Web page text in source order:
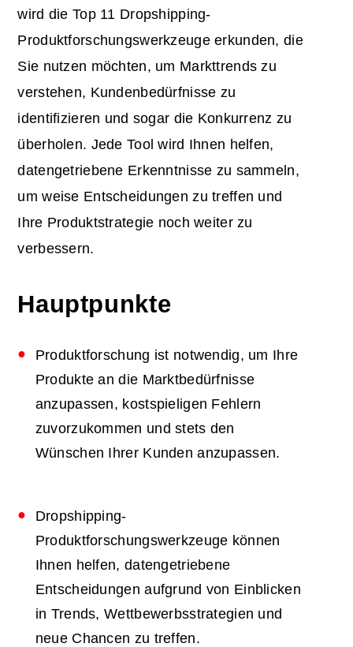
wird die Top 11 Dropshipping-
Produktforschungswerkzeuge erkunden, die
Sie nutzen möchten, um Markttrends zu
verstehen, Kundenbedürfnisse zu
identifizieren und sogar die Konkurrenz zu
überholen. Jede Tool wird Ihnen helfen,
datengetriebene Erkenntnisse zu sammeln,
um weise Entscheidungen zu treffen und
Ihre Produktstrategie noch weiter zu
verbessern.
Hauptpunkte
Produktforschung ist notwendig, um Ihre
Produkte an die Marktbedürfnisse
anzupassen, kostspieligen Fehlern
zuvorzukommen und stets den
Wünschen Ihrer Kunden anzupassen.
Dropshipping-
Produktforschungswerkzeuge können
Ihnen helfen, datengetriebene
Entscheidungen aufgrund von Einblicken
in Trends, Wettbewerbsstrategien und
neue Chancen zu treffen.